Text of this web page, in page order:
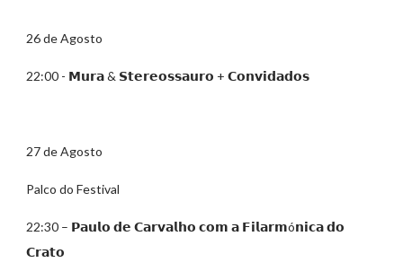
26 de Agosto
22:00 - 𝗠𝘂𝗿𝗮 & 𝗦𝘁𝗲𝗿𝗲𝗼𝘀𝘀𝗮𝘂𝗿𝗼 + 𝗖𝗼𝗻𝘃𝗶𝗱𝗮𝗱𝗼𝘀
27 de Agosto
Palco do Festival
22:30 – 𝗣𝗮𝘂𝗹𝗼 𝗱𝗲 𝗖𝗮𝗿𝘃𝗮𝗹𝗵𝗼 𝗰𝗼𝗺 𝗮 𝗙𝗶𝗹𝗮𝗿𝗺ó𝗻𝗶𝗰𝗮 𝗱𝗼
𝗖𝗿𝗮𝘁𝗼